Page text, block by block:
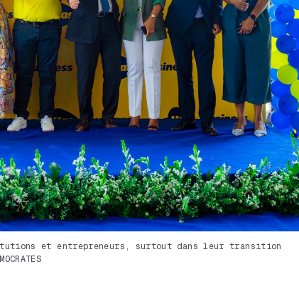
et entrepreneurs, surtout dans leur transition